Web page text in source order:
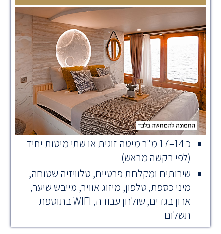
כ 14–17 מ"ר מיטה זוגית או שתי מיטות יחיד
(לפי בקשה מראש)
שירותים ומקלחת פרטיים, טלוויזיה שטוחה,
מיני כספת, טלפון, מיזוג אוויר, מייבש שיער,
ארון בגדים, שולחן עבודה, WIFI בתוספת
תשלום